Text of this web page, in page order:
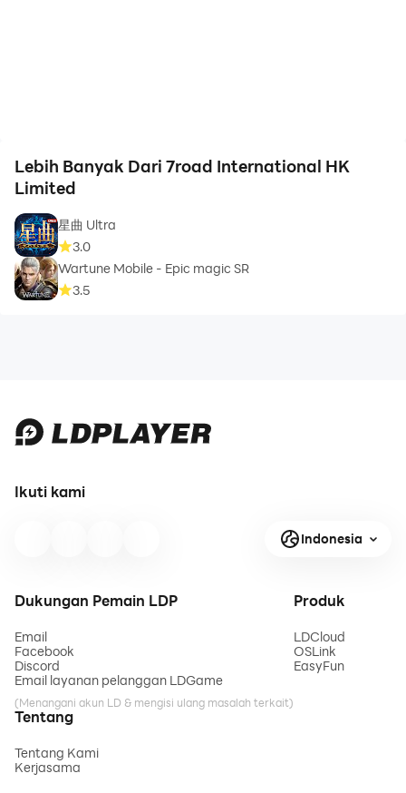
Lebih Banyak Dari 7road International HK
Limited
星曲 Ultra
3.0
Wartune Mobile - Epic magic SR
3.5
Ikuti kami
Indonesia
Dukungan Pemain LDP
Email
Facebook
Discord
Email layanan pelanggan LDGame
(Menangani akun LD & mengisi ulang masalah terkait)
Produk
LDCloud
OSLink
EasyFun
Tentang
Tentang Kami
Kerjasama